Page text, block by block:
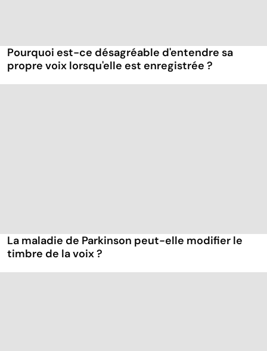
Pourquoi est-ce désagréable d'entendre sa
propre voix lorsqu'elle est enregistrée ?
La maladie de Parkinson peut-elle modifier le
timbre de la voix ?